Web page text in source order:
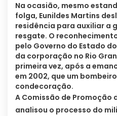
Na ocasião, mesmo
folga, Eunildes Martins
residência para auxiliar a
resgate. O
pelo Governo do Estado
da corporação no Rio
primeira vez, após a
em 2002, que um
condecoração.
A Comissão de Promoção
analisou o processo do